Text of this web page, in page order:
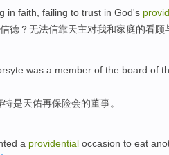
in faith, failing to trust in God's
信德？无法信靠天主对我和家庭的看顾
was a member of the board of
特是天佑再保险会的董事。
a providential occasion to eat